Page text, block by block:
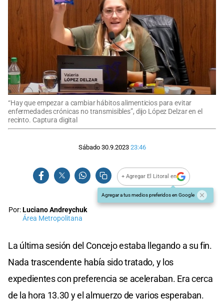
“Hay que empezar a cambiar hábitos alimenticios para evitar
enfermedades crónicas no transmisibles”, dijo López Delzar en el
recinto. Captura digital
Sábado 30.9.2023 23:46
+ Agregar El Litoral en
Agregar a tus medios preferidos en Google
Por:Luciano Andreychuk
Área Metropolitana
La última sesión del Concejo estaba llegando a su fin.
Nada trascendente había sido tratado, y los
expedientes con preferencia se aceleraban. Era cerca
de la hora 13.30 y el almuerzo de varios esperaban.